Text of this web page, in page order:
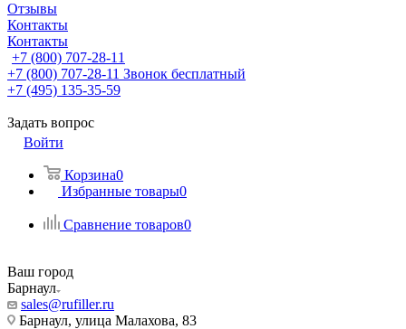
Отзывы
Контакты
Контакты
+7 (800) 707-28-11
+7 (800) 707-28-11 Звонок бесплатный
+7 (495) 135-35-59
Задать вопрос
Войти
Корзина0
Избранные товары0
Сравнение товаров0
Ваш город
Барнаул
sales@rufiller.ru
Барнаул, улица Малахова, 83